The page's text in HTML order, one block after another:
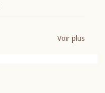
Voir plus